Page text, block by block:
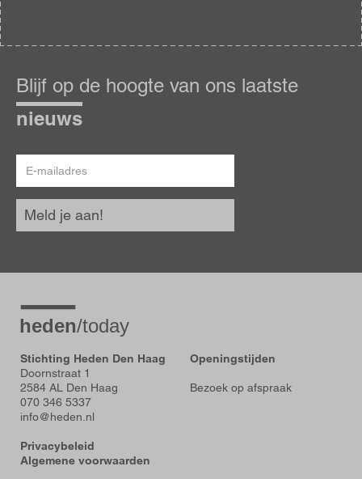
op
de
hoogte
Blijf op de hoogte van ons laatste
nieuws
mailadres
Meld je aan!
Stichting Heden Den Haag
Doornstraat 1
2584 AL Den Haag
070 346 5337
info@heden.nl
Privacybeleid
Algemene voorwaarden
Openingstijden
Bezoek op afspraak